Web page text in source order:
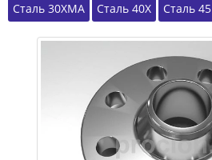
Сталь 30ХМА
Сталь 40Х Сталь 45